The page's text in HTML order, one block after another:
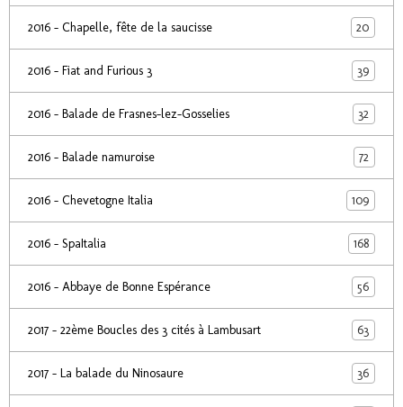
2016 - Chapelle, fête de la saucisse 20
2016 - Fiat and Furious 3 39
2016 - Balade de Frasnes-lez-Gosselies 32
2016 - Balade namuroise 72
2016 - Chevetogne Italia 109
2016 - SpaItalia 168
2016 - Abbaye de Bonne Espérance 56
2017 - 22ème Boucles des 3 cités à Lambusart 63
2017 - La balade du Ninosaure 36